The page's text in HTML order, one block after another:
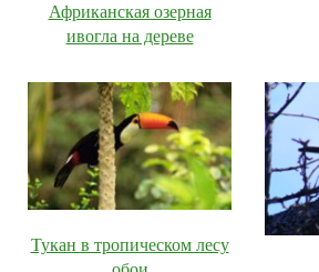
Африканская озерная
ивогла на дереве
Тукан в тропическом лесу